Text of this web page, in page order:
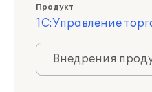
Продукт
1С:Управление
Внедрения